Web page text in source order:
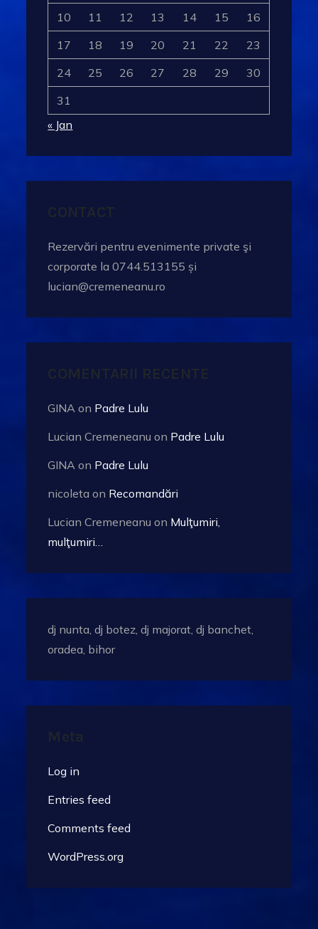
10
11 12 13 14 15
16
17
18 19 20 21 22
23
24
25 26 27 28 29
30
31
« Jan
Rezervări pentru evenimente private şi
corporate la 0744.513155 și
lucian@cremeneanu.ro
GINA on Padre Lulu
Lucian Cremeneanu on Padre Lulu
GINA on Padre Lulu
nicoleta on Recomandări
Lucian Cremeneanu on Mulţumiri,
mulţumiri…
dj nunta, dj botez, dj majorat, dj banchet,
oradea, bihor
Log in
Entries feed
Comments feed
WordPress.org